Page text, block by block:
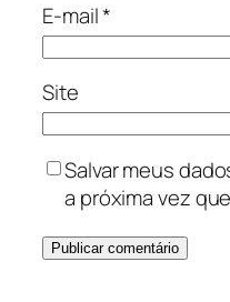
E-mail*
Site
Salvar meus
a próxima vez